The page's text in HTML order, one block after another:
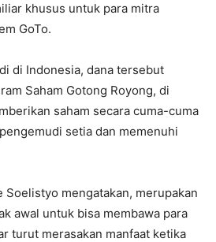
khusus untuk para mitra
GoTo.
di Indonesia, dana tersebut
Saham Gotong Royong, di
saham secara cuma-cuma
setia dan memenuhi
Soelistyo mengatakan, merupakan
awal untuk bisa membawa para
turut merasakan manfaat ketika